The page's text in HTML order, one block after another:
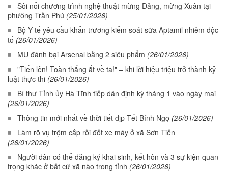
Sôi nổi chương trình nghệ thuật mừng Đảng, mừng Xuân tại
phường Trần Phú (25/01/2026)
Bộ Y tế yêu cầu khẩn trương kiểm soát sữa Aptamil nhiễm độc
tố (26/01/2026)
MU đánh bại Arsenal bằng 2 siêu phẩm (26/01/2026)
"Tiến lên! Toàn thắng ắt về ta!" – khi lời hiệu triệu trở thành kỷ
luật thực thi (26/01/2026)
Bí thư Tỉnh ủy Hà Tĩnh tiếp dân định kỳ tháng 1 vào ngày mai
(26/01/2026)
Thông tin mới nhất về thời tiết dịp Tết Bính Ngọ (26/01/2026)
Làm rõ vụ trộm cắp rồi đốt xe máy ở xã Sơn Tiến
(26/01/2026)
Người dân có thể đăng ký khai sinh, kết hôn và 3 sự kiện quan
trọng khác ở bất cứ xã nào trong tỉnh (26/01/2026)